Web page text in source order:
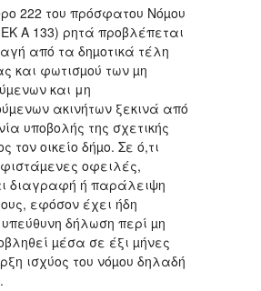
222 του πρόσφατου Νόµου
Α 133) ρητά προβλέπεται
από τα δηµοτικά τέλη
και φωτισµού των µη
και μη
ακινήτων ξεκινά από
υποβολής της σχετικής
τον οικείο δήµο. Σε ό,τι
οφειλές,
διαγραφή ή παράλειψη
εφόσον έχει ήδη
δήλωση περί µη
µέσα σε έξι µήνες
ισχύος του νόµου δηλαδή